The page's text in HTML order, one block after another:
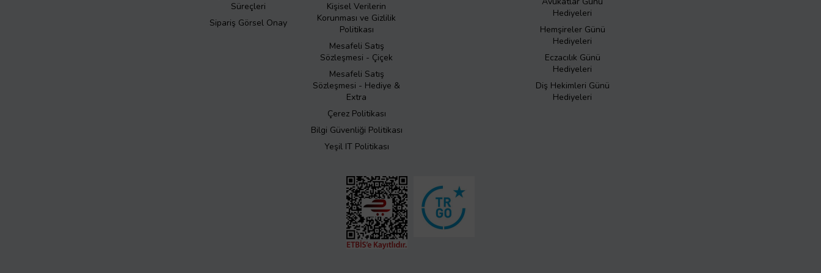
Süreçleri
Sipariş Görsel Onay
Kişisel Verilerin
Korunması ve Gizlilik
Politikası
Mesafeli Satış
Sözleşmesi - Çiçek
Mesafeli Satış
Sözleşmesi - Hediye &
Extra
Çerez Politikası
Bilgi Güvenliği Politikası
Yeşil IT Politikası
Hediyeleri
Hemşireler Günü
Hediyeleri
Eczacılık Günü
Hediyeleri
Diş Hekimleri Günü
Hediyeleri